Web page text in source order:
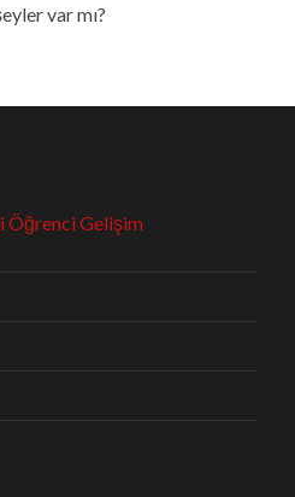
var mı?
Öğrenci Gelişim